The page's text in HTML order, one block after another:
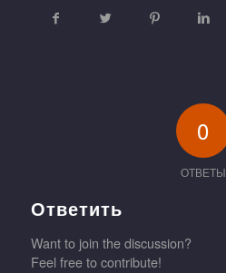
0
ОТВЕТЫ
Ответить
Want to join the discussion?
Feel free to contribute!